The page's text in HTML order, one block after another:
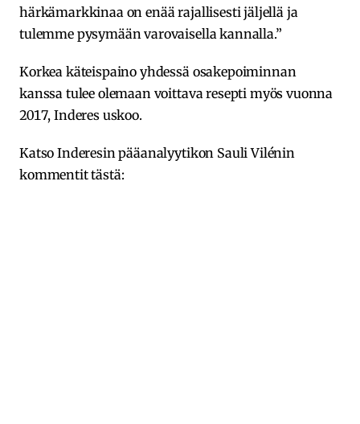
härkämarkkinaa on enää rajallisesti jäljellä ja
tulemme pysymään varovaisella kannalla.”
Korkea käteispaino yhdessä osakepoiminnan
kanssa tulee olemaan voittava resepti myös vuonna
2017, Inderes uskoo.
Katso Inderesin pääanalyytikon Sauli Vilénin
kommentit tästä: